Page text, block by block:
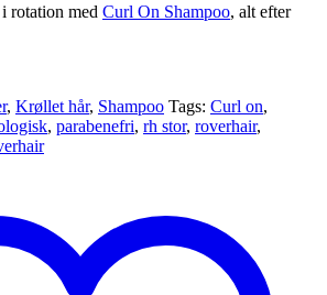
rotation med Curl On Shampoo, alt efter
, Krøllet hår, Shampoo Tags: Curl on,
, parabenefri, rh stor, roverhair,